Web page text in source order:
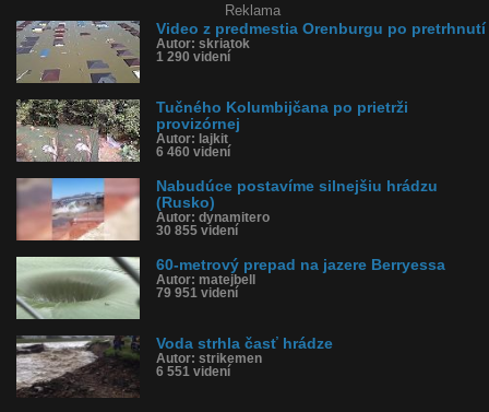
Reklama
Video z predmestia Orenburgu po pretrhnutí
Autor: skriatok
1 290 videní
Tučného Kolumbijčana po prietrži
provizórnej
Autor: lajkit
6 460 videní
Nabudúce postavíme silnejšiu hrádzu
(Rusko)
Autor: dynamitero
30 855 videní
60-metrový prepad na jazere Berryessa
Autor: matejbell
79 951 videní
Voda strhla časť hrádze
Autor: strikemen
6 551 videní